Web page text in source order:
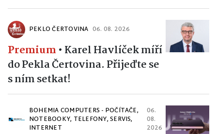
PEKLO ČERTOVINA 06. 08. 2026
Premium • Karel Havlíček míří
do Pekla Čertovina. Přijeďte se
s ním setkat!
BOHEMIA COMPUTERS - POČÍTAČE,
NOTEBOOKY, TELEFONY, SERVIS,
INTERNET
06.
08.
2026